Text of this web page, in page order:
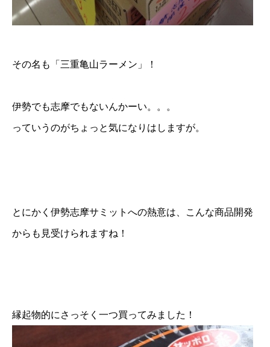
その名も「三重亀山ラーメン」！
伊勢でも志摩でもないんかーい。。。
っていうのがちょっと気になりはしますが。
とにかく伊勢志摩サミットへの熱意は、こんな商品開発
からも見受けられますね！
縁起物的にさっそく一つ買ってみました！